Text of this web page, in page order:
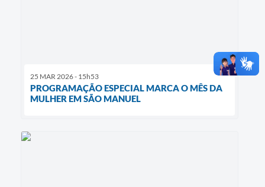
25 MAR 2026 - 15h53
PROGRAMAÇÃO ESPECIAL MARCA O MÊS DA
MULHER EM SÃO MANUEL